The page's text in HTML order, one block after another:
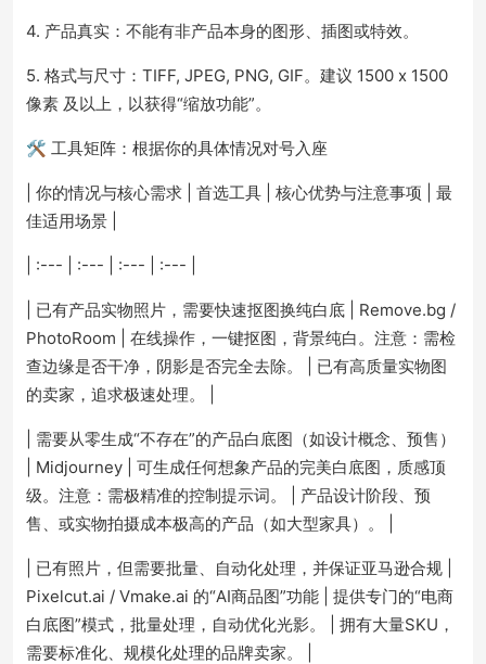
4. 产品真实：不能有非产品本身的图形、插图或特效。
5. 格式与尺寸：TIFF, JPEG, PNG, GIF。建议 1500 x 1500
像素 及以上，以获得“缩放功能”。
🛠️ 工具矩阵：根据你的具体情况对号入座
| 你的情况与核心需求 | 首选工具 | 核心优势与注意事项 | 最
佳适用场景 |
| :--- | :--- | :--- | :--- |
| 已有产品实物照片，需要快速抠图换纯白底 | Remove.bg /
PhotoRoom | 在线操作，一键抠图，背景纯白。注意：需检
查边缘是否干净，阴影是否完全去除。 | 已有高质量实物图
的卖家，追求极速处理。 |
| 需要从零生成“不存在”的产品白底图（如设计概念、预售）
| Midjourney | 可生成任何想象产品的完美白底图，质感顶
级。注意：需极精准的控制提示词。 | 产品设计阶段、预
售、或实物拍摄成本极高的产品（如大型家具）。 |
| 已有照片，但需要批量、自动化处理，并保证亚马逊合规 |
Pixelcut.ai / Vmake.ai 的“AI商品图”功能 | 提供专门的“电商
白底图”模式，批量处理，自动优化光影。 | 拥有大量SKU，
需要标准化、规模化处理的品牌卖家。 |